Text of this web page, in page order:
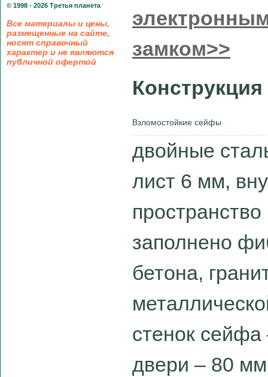
© 1998 - 2026 Третья планета
Все материалы и цены,
размещенные на сайте,
носят справочный
характер и не являются
публичной офертой
замком>>
Конструкция
Взломостойкие сейфы
двойные
лист 6 мм,
заполнено
бетона,
стенок
двери – 80